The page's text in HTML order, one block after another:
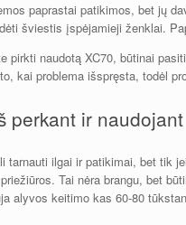
paprastai patikimos, bet jų
šviestis įspėjamieji ženklai.
pirkti naudotą XC70, būtinai
kai problema išspręsta, todėl
perkant ir naudojant
tarnauti ilgai ir patikimai, bet tik
Tai nėra brangu, bet
alyvos keitimo kas 60-80